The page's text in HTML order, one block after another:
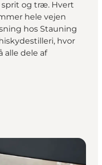
og træ. Hvert
hele vejen
hos Stauning
hvor
dele af
on_map